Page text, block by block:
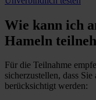
Wie kann ich
Hameln
Für die Teilnahme
sicherzustellen, dass
berücksichtigt werden: